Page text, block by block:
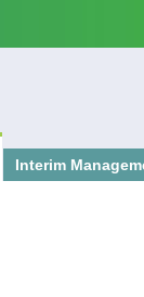
uw coach
Interim